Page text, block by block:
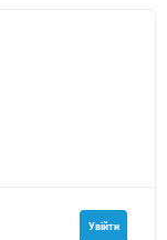
Увійти